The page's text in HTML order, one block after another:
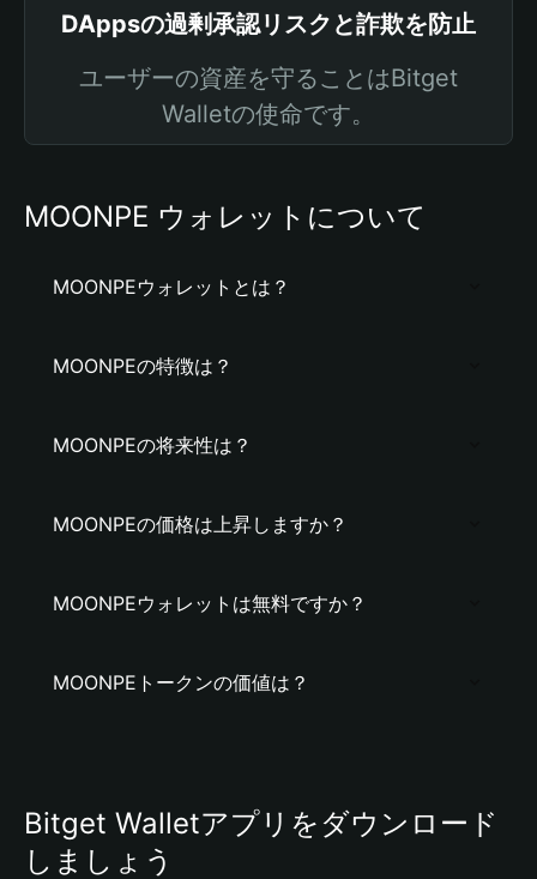
DAppsの過剰承認リスクと詐欺を防止
ユーザーの資産を守ることはBitget
Walletの使命です。
MOONPE ウォレットについて
MOONPEウォレットとは？
MOONPEの特徴は？
MOONPEの将来性は？
MOONPEの価格は上昇しますか？
MOONPEウォレットは無料ですか？
MOONPEトークンの価値は？
Bitget Walletアプリをダウンロード
しましょう